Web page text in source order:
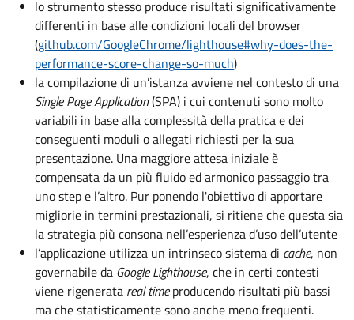
lo strumento stesso produce risultati significativamente
differenti in base alle condizioni locali del browser
(github.com/GoogleChrome/lighthouse#why-does-the-
performance-score-change-so-much)
la compilazione di un’istanza avviene nel contesto di una
Single Page Application(SPA) i cui contenuti sono molto
variabili in base alla complessità della pratica e dei
conseguenti moduli o allegati richiesti per la sua
presentazione. Una maggiore attesa iniziale è
compensata da un più fluido ed armonico passaggio tra
uno step e l’altro. Pur ponendo l'obiettivo di apportare
migliorie in termini prestazionali, si ritiene che questa sia
la strategia più consona nell’esperienza d’uso dell’utente
l’applicazione utilizza un intrinseco sistema di cache, non
governabile da Google Lighthouse, che in certi contesti
viene rigenerata real timeproducendo risultati più bassi
ma che statisticamente sono anche meno frequenti.